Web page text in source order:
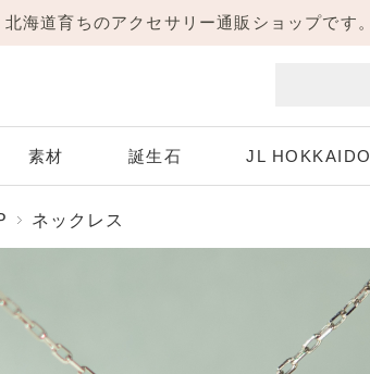
海道育ちのアクセサリー通販ショップです。
素材
ルド
誕生石
ト
JL HOKKAIDO
ネックレス